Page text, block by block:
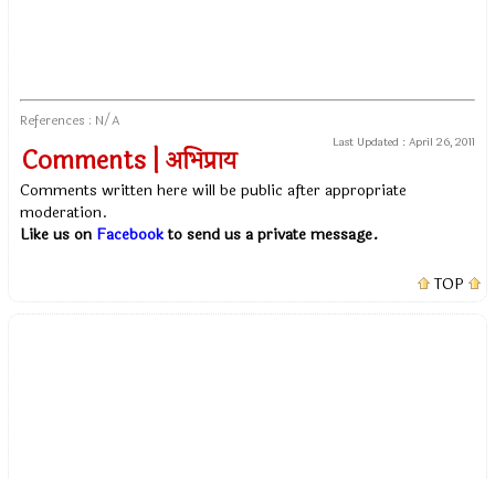
References : N/A
Last Updated : April 26, 2011
Comments | अभिप्राय
Comments written here will be public after appropriate
moderation.
Like us on Facebookto send us a private message.
TOP